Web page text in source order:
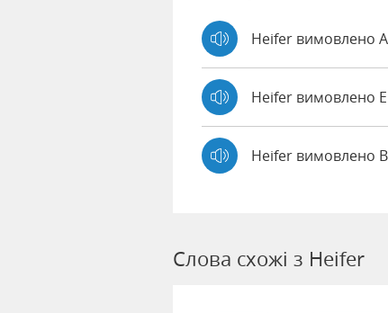
Heifer вимовлено
Heifer вимовлено
Heifer вимовлено
Слова схожі з Heifer